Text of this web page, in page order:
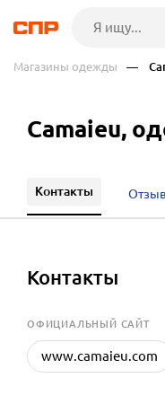
Магазины одежды —
Camaieu,
Контакты
Контакты
OФИЦИАЛЬНЫЙ САЙТ
www.camaieu.com